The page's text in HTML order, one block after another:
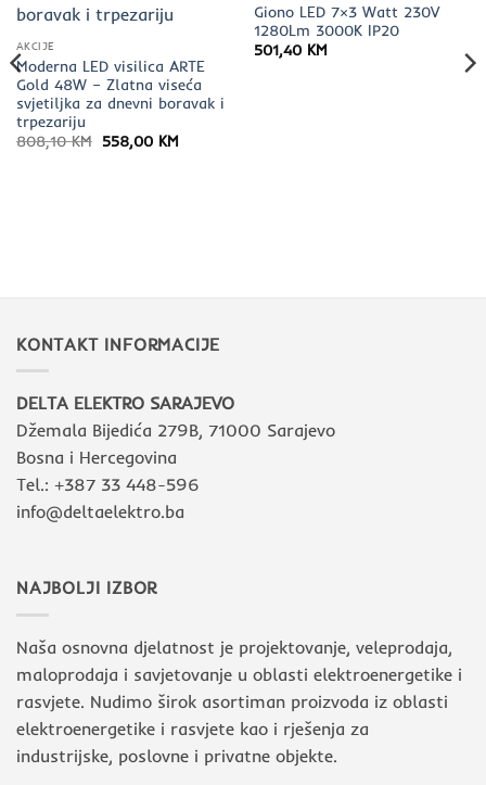
AKCIJE
Moderna LED visilica ARTE
Gold 48W – Zlatna viseća
svjetiljka za dnevni boravak i
trpezariju
808,10KM Izvorna
cijena
558,00 KMTrenutna
Giono LED 7×3 Watt 230V
1280Lm 3000K IP20
501,40 KM
KONTAKT INFORMACIJE
DELTA ELEKTRO SARAJEVO
Džemala Bijedića 279B, 71000 Sarajevo
Bosna i Hercegovina
Tel.: +387 33 448-596
info@deltaelektro.ba
NAJBOLJI IZBOR
Naša osnovna djelatnost je projektovanje, veleprodaja,
maloprodaja i savjetovanje u oblasti elektroenergetike i
rasvjete. Nudimo širok asortiman proizvoda iz oblasti
elektroenergetike i rasvjete kao i rješenja za
industrijske, poslovne i privatne objekte.